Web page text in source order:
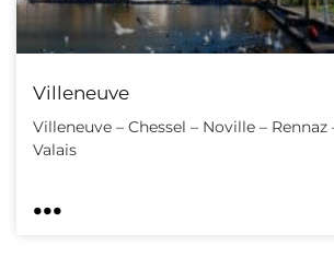
Villeneuve
Villeneuve – Chessel – Noville –
Valais
...